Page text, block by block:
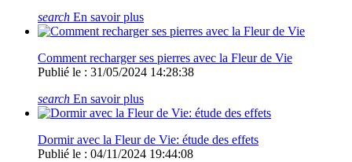
search En savoir plus
Comment recharger ses pierres avec la Fleur de Vie
Publié le : 31/05/2024 14:28:38
search En savoir plus
Dormir avec la Fleur de Vie: étude des effets
Publié le : 04/11/2024 19:44:08